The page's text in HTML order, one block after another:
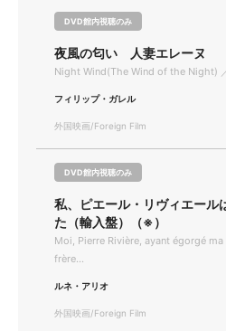
DVD館内視聴のみ
夜風の匂い 人妻エレーヌ
Night Wind(The Wind of the Night)
フィリップ・ガレル
外国映画/Foreign Film
DVD館内視聴のみ
私、ピエール・リヴィエール
た（輸入盤）（※）
Moi, Pierre Rivière, ayant égorgé
frère...
ルネ・アリオ
外国映画/Foreign Film